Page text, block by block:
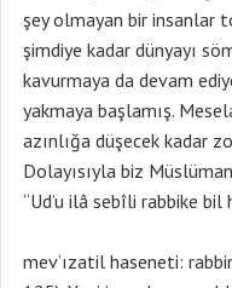
şey olmayan bir insanlar
şimdiye kadar dünyayı
kavurmaya da devam
yakmaya başlamış.
azınlığa düşecek kadar
Dolayısıyla biz
“Ud’u ilâ sebîli rabbike
mev’ızatil haseneti: